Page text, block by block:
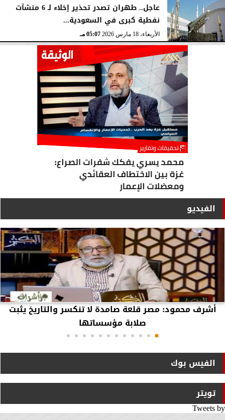
عاجل.. طهران تصدر تحذير إخلاء لـ 6 منشآت
نفطية كبرى في السعودية...
الأربعاء، 18 مارس 2026 05:07 مـ
الفيديو
أشرف محمود: مصر قلعة صامدة لا تنكسر والتاريخ يثبت
صلابة مؤسساتها
الفيس بوك
تويتر
Tweets by